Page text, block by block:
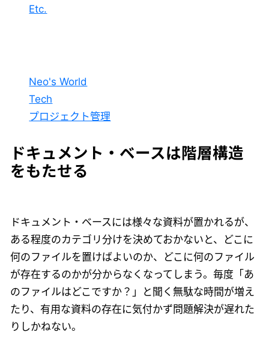
Etc.
Neo's World
Tech
プロジェクト管理
ドキュメント・ベースは階層構造
をもたせる
ドキュメント・ベースには様々な資料が置かれるが、
ある程度のカテゴリ分けを決めておかないと、どこに
何のファイルを置けばよいのか、どこに何のファイル
が存在するのかが分からなくなってしまう。毎度「あ
のファイルはどこですか？」と聞く無駄な時間が増え
たり、有用な資料の存在に気付かず問題解決が遅れた
りしかねない。